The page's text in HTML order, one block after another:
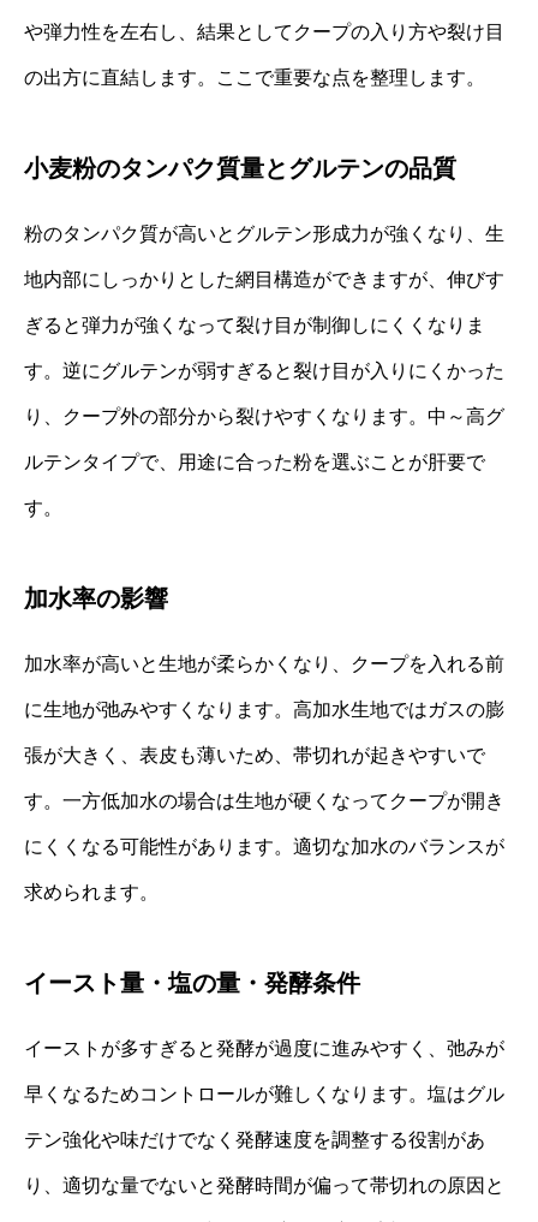
や弾力性を左右し、結果としてクープの入り方や裂け目
の出方に直結します。ここで重要な点を整理します。
小麦粉のタンパク質量とグルテンの品質
粉のタンパク質が高いとグルテン形成力が強くなり、生
地内部にしっかりとした網目構造ができますが、伸びす
ぎると弾力が強くなって裂け目が制御しにくくなりま
す。逆にグルテンが弱すぎると裂け目が入りにくかった
り、クープ外の部分から裂けやすくなります。中～高グ
ルテンタイプで、用途に合った粉を選ぶことが肝要で
す。
加水率の影響
加水率が高いと生地が柔らかくなり、クープを入れる前
に生地が弛みやすくなります。高加水生地ではガスの膨
張が大きく、表皮も薄いため、帯切れが起きやすいで
す。一方低加水の場合は生地が硬くなってクープが開き
にくくなる可能性があります。適切な加水のバランスが
求められます。
イースト量・塩の量・発酵条件
イーストが多すぎると発酵が過度に進みやすく、弛みが
早くなるためコントロールが難しくなります。塩はグル
テン強化や味だけでなく発酵速度を調整する役割があ
り、適切な量でないと発酵時間が偏って帯切れの原因と